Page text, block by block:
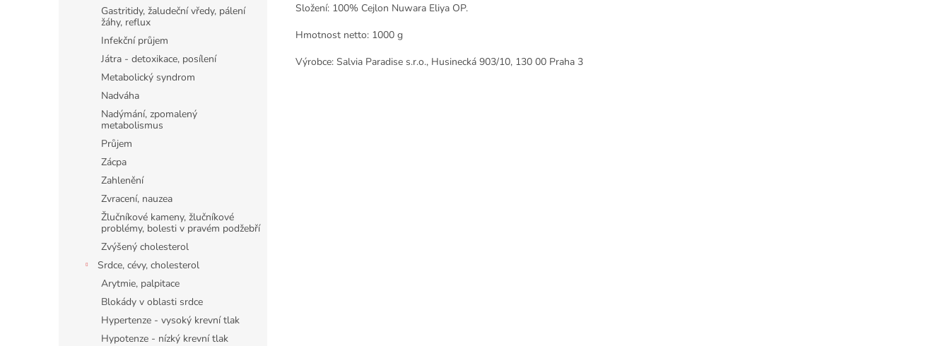
Gastritidy, žaludeční vředy, pálení
žáhy, reflux
Infekční průjem
Játra - detoxikace, posílení
Metabolický syndrom
Nadváha
Nadýmání, zpomalený
metabolismus
Průjem
Zácpa
Zahlenění
Zvracení, nauzea
Žlučníkové kameny, žlučníkové
problémy, bolesti v pravém podžebří
Zvýšený cholesterol
Srdce, cévy, cholesterol
Arytmie, palpitace
Blokády v oblasti srdce
Hypertenze - vysoký krevní tlak
Hypotenze - nízký krevní tlak
Složení: 100% Cejlon Nuwara Eliya OP.
Hmotnost netto: 1000 g
Výrobce: Salvia Paradise s.r.o., Husinecká 903/10, 130 00 Praha 3